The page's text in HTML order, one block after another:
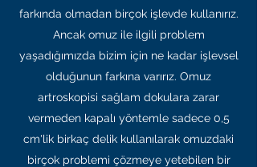
farkında olmadan birçok işlevde kullanırız.
Ancak omuz ile ilgili problem
yaşadığımızda bizim için ne kadar işlevsel
olduğunun farkına varırız. Omuz
artroskopisi sağlam dokulara zarar
vermeden kapalı yöntemle sadece 0,5
cm'lik birkaç delik kullanılarak omuzdaki
birçok problemi çözmeye yetebilen bir